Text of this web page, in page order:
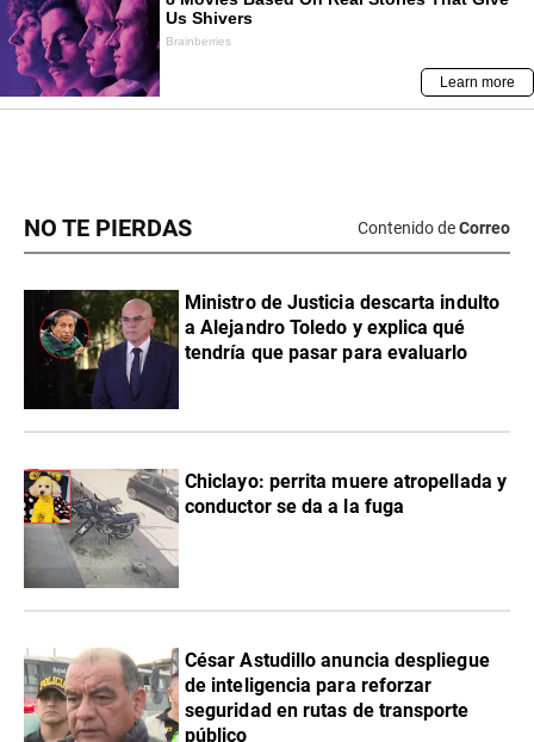
NO TE PIERDAS Contenido deCorreo
Ministro de Justicia descarta indulto
a Alejandro Toledo y explica qué
tendría que pasar para evaluarlo
Chiclayo: perrita muere atropellada y
conductor se da a la fuga
César Astudillo anuncia despliegue
de inteligencia para reforzar
seguridad en rutas de transporte
público